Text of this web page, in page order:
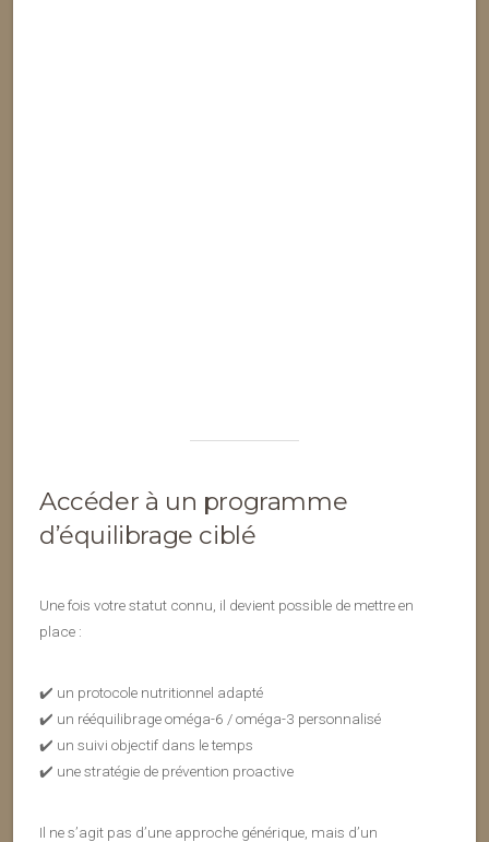
Accéder à un programme
d’équilibrage ciblé
Une fois votre statut connu, il devient possible de mettre en
place :
✔️ un protocole nutritionnel adapté
✔️ un rééquilibrage oméga-6 / oméga-3 personnalisé
✔️ un suivi objectif dans le temps
✔️ une stratégie de prévention proactive
Il ne s’agit pas d’une approche générique, mais d’un